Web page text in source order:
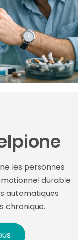
les personnes
durable
automatiques
chronique.